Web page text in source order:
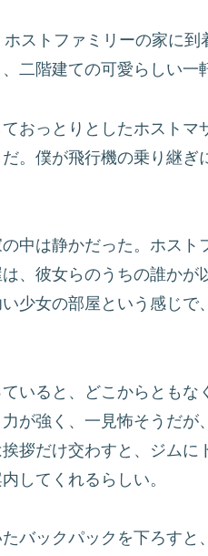
ストファミリーの家に到
二階建ての可愛らしい一
おっとりとしたホストマ
。僕が飛行機の乗り継ぎ
中は静かだった。ホスト
、彼女らのうちの誰かが
少女の部屋という感じで
いると、どこからともな
が強く、一見怖そうだが
拶だけ交わすと、ジムに
してくれるらしい。
バックパックを下ろすと